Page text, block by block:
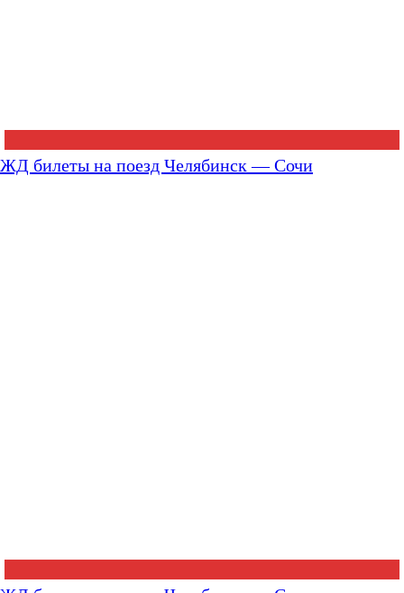
ЖД билеты на поезд Челябинск — Сочи